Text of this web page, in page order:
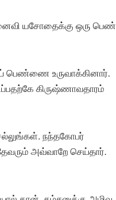
யசோதைக்கு ஒரு பெண்
பெண்ணை உருவாக்கினார்.
கிருஷ்ணாவதாரம்
நந்தகோபர்
அவ்வாறே செய்தார்.